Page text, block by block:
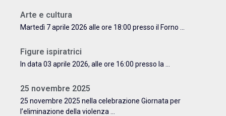
Arte e cultura
Martedì 7 aprile 2026 alle ore 18:00 presso il Forno ...
Figure ispiratrici
In data 03 aprile 2026, alle ore 16:00 presso la ...
25 novembre 2025
25 novembre 2025 nella celebrazione Giornata per
l’eliminazione della violenza ...